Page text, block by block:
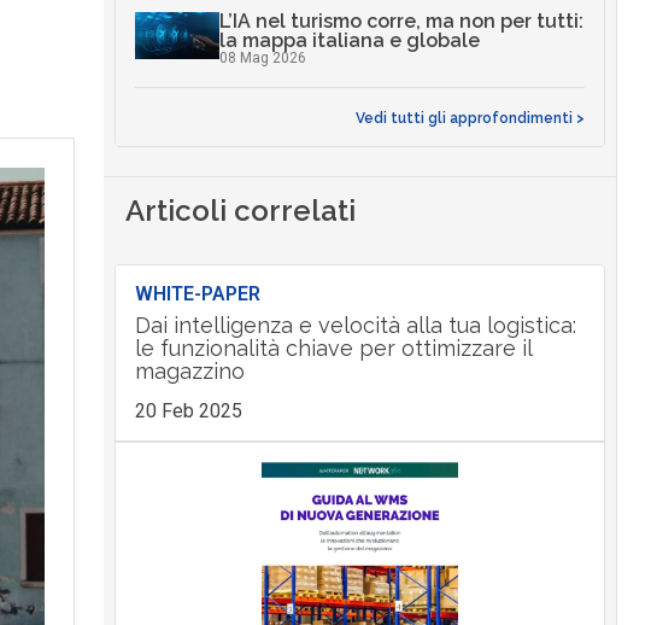
L’IA nel turismo corre, ma non per tutti:
la mappa italiana e globale
08 Mag 2026
Vedi tutti gli approfondimenti >
Articoli correlati
WHITE-PAPER
Dai intelligenza e velocità alla tua logistica:
le funzionalità chiave per ottimizzare il
magazzino
20 Feb 2025